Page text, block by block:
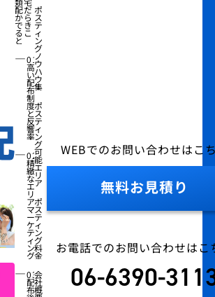
配だ
から
でき
るこ
と
―01
高
い
配
布
制
度
と
反
響
率
―02
精
緻
な
エ
リ
ア
マ
ー
ケ
テ
ィ
ン
グ
―03
配
布
ポ
ス
テ
ィ
ン
グ
ノ
ウ
ハ
ウ
集
ポ
ス
テ
ィ
ン
グ
可
能
エ
リ
ア
ポ
ス
テ
ィ
ン
グ
料
金
会
社
概
WEBでのお問い合わせはこ
無料お見積り
お電話でのお問い合わせはこ
06-6390-